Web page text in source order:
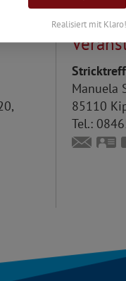
Manuela
85110
Tel.:
Realisiert mit Klaro!